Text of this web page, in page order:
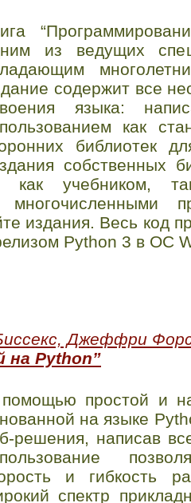
из ведущих
содержит все
языка:
как
библиотек
собственных
как учебником,
многочисленными
издания. Весь код
Python 3 в ОС
Джеффри
на Python”
простой и
на языке
решения, написав
и гибкость
спектр